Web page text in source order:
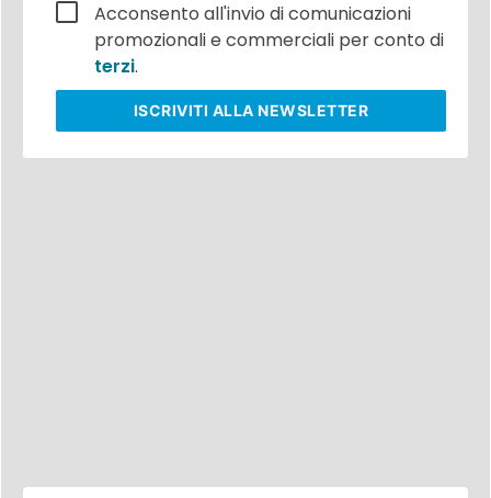
Acconsento all'invio di comunicazioni
promozionali e commerciali per conto di
terzi.
ISCRIVITI ALLA NEWSLETTER